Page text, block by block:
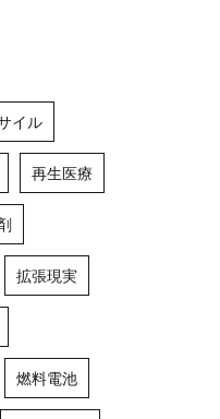
イル
再生医療
拡張現実
燃料電池